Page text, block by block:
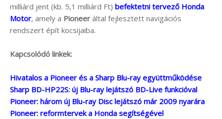
milliárd jent (kb. 5,1 milliárd Ft) befektetni tervező Honda
Motor, amely a Pioneer által fejlesztett navigációs
rendszert épít kocsijaiba.
Kapcsolódó linkek:
Hivatalos a Pioneer és a Sharp Blu-ray együttműködése
Sharp BD-HP22S: új Blu-ray lejátszó BD-Live funkcióval
Pioneer: három új Blu-ray Disc lejátszó már 2009 nyarára
Pioneer: reformtervek a Honda segítségével